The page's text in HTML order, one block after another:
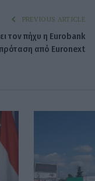
PREVIOUS ARTICLE
τον πήχυ η Eurobank
πρόταση από Euronext